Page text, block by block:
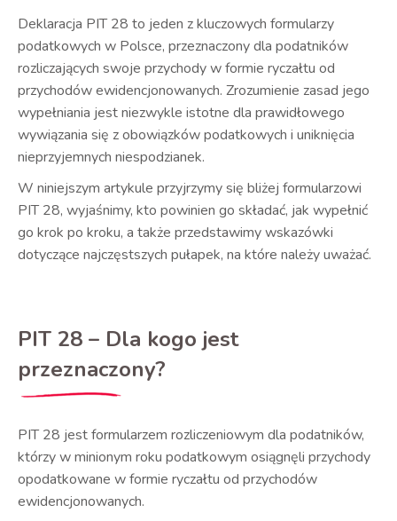
Deklaracja PIT 28 to jeden z kluczowych formularzy
podatkowych w Polsce, przeznaczony dla podatników
rozliczających swoje przychody w formie ryczałtu od
przychodów ewidencjonowanych. Zrozumienie zasad jego
wypełniania jest niezwykle istotne dla prawidłowego
wywiązania się z obowiązków podatkowych i uniknięcia
nieprzyjemnych niespodzianek.
W niniejszym artykule przyjrzymy się bliżej formularzowi
PIT 28, wyjaśnimy, kto powinien go składać, jak wypełnić
go krok po kroku, a także przedstawimy wskazówki
dotyczące najczęstszych pułapek, na które należy uważać.
PIT 28 – Dla kogo jest
przeznaczony?
PIT 28 jest formularzem rozliczeniowym dla podatników,
którzy w minionym roku podatkowym osiągnęli przychody
opodatkowane w formie ryczałtu od przychodów
ewidencjonowanych.